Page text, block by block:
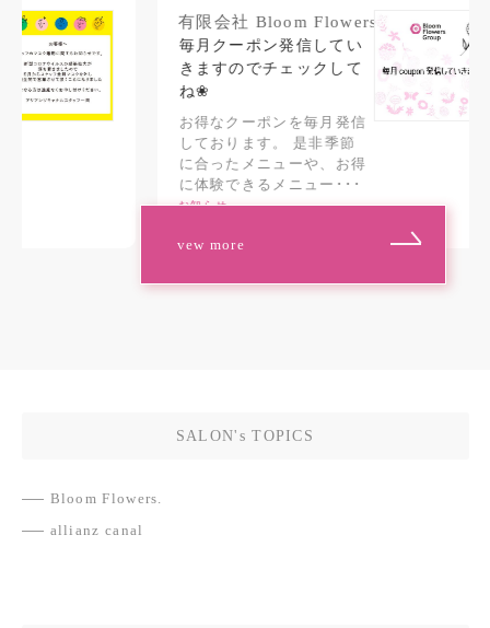
有限会社 Bloom Flowers.
毎月クーポン発信してい
きますのでチェックして
ね❀
お得なクーポンを毎月発信
しております。 是非季節
に合ったメニューや、お得
に体験できるメニュー･･･
お知らせ
有
年
拝
ご
上
vew more
SALON's TOPICS
Bloom Flowers.
allianz canal